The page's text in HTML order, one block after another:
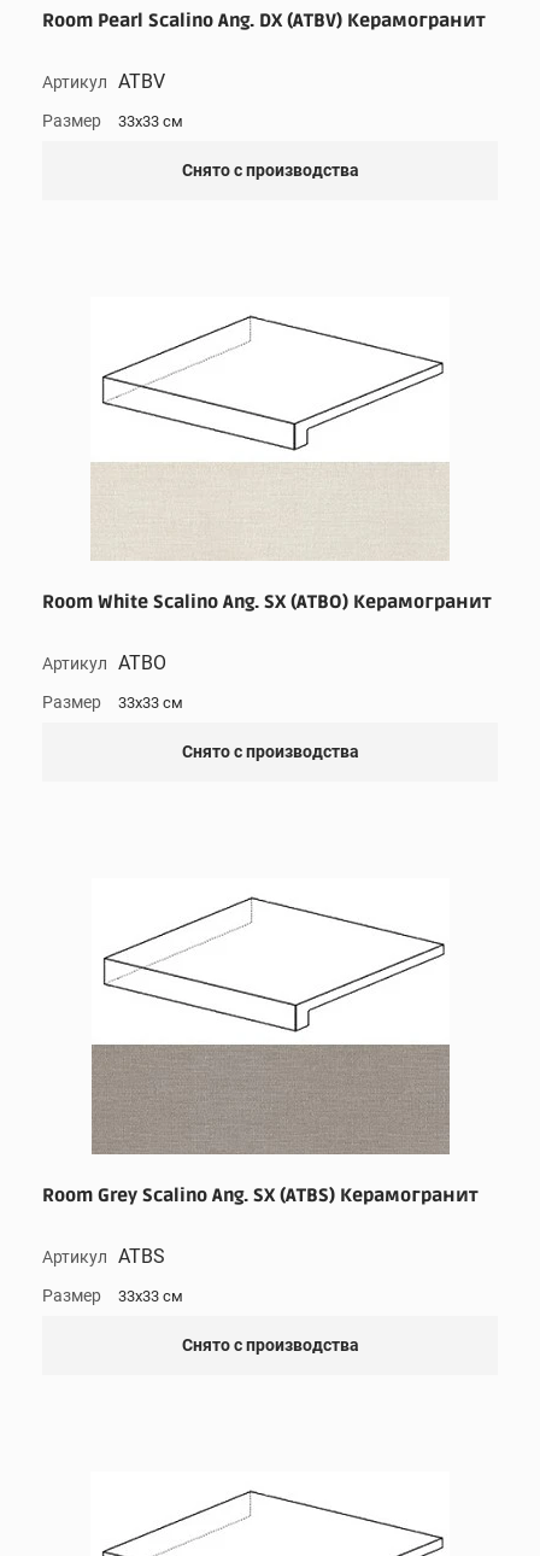
Room Pearl Scalino Ang. DX (ATBV) Керамогранит
Артикул ATBV
Размер 33x33 см
Снято с производства
Room White Scalino Ang. SX (ATBO) Керамогранит
Артикул ATBO
Размер 33x33 см
Снято с производства
Room Grey Scalino Ang. SX (ATBS) Керамогранит
Артикул ATBS
Размер 33x33 см
Снято с производства